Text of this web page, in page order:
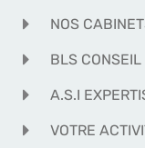
NOS
BLS CONSEIL
A.S.I
VOTRE